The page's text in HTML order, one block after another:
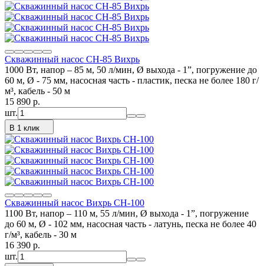
Скважинный насос СН-85 Вихрь
1000 Вт, напор – 85 м, 50 л/мин, Ø выхода - 1”, погружение до
60 м, Ø - 75 мм, насосная часть - пластик, песка не более 180 г/
м³, кабель - 50 м
15 890 p.
шт.
В 1 клик
Скважинный насос Вихрь СН-100
1100 Вт, напор – 110 м, 55 л/мин, Ø выхода - 1”, погружение
до 60 м, Ø - 102 мм, насосная часть - латунь, песка не более 40
г/м³, кабель - 30 м
16 390 p.
шт.